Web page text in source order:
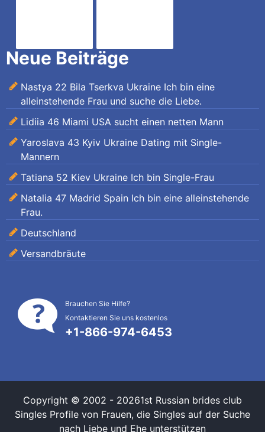
Neue Beiträge
Nastya 22 Bila Tserkva Ukraine Ich bin eine
alleinstehende Frau und suche die Liebe.
Lidiia 46 Miami USA sucht einen netten Mann
Yaroslava 43 Kyiv Ukraine Dating mit Single-
Mannern
Tatiana 52 Kiev Ukraine Ich bin Single-Frau
Natalia 47 Madrid Spain Ich bin eine alleinstehende
Frau.
Deutschland
Versandbräute
Brauchen Sie Hilfe?
Kontaktieren Sie uns kostenlos
+1-866-974-6453
Copyright © 2002 - 20261st Russian brides club
Singles Profile von Frauen, die Singles auf der Suche
nach Liebe und Ehe unterstützen